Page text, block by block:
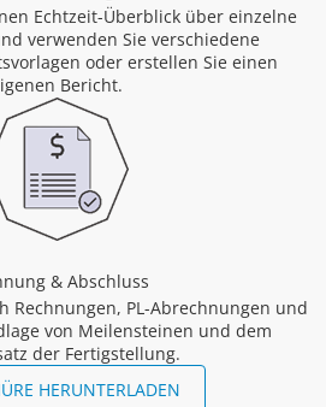
Echtzeit-Überblick über einzelne
verwenden Sie verschiedene
oder erstellen Sie einen
Bericht.
& Abschluss
Rechnungen, PL-Abrechnungen und
von Meilensteinen und dem
der Fertigstellung.
HERUNTERLADEN